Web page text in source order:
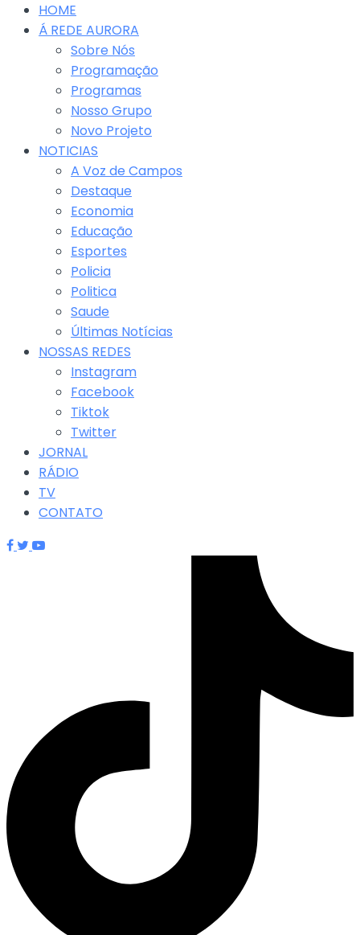
HOME
Á REDE AURORA
Sobre Nós
Programação
Programas
Nosso Grupo
Novo Projeto
NOTICIAS
A Voz de Campos
Destaque
Economia
Educação
Esportes
Policia
Politica
Saude
Últimas Notícias
NOSSAS REDES
Instagram
Facebook
Tiktok
Twitter
JORNAL
RÁDIO
TV
CONTATO